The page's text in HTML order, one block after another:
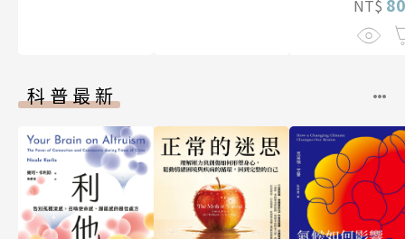
NT$
科普最新